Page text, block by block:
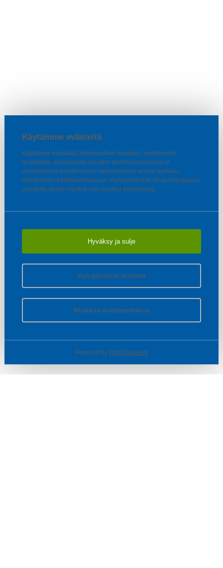
Käytämme evästeitä
Käytämme evästeitä (toiminnalliset evästeet, markkinointi,
analytiikka, personointi) sivuston toiminnallisuuksien ja
suorituskyvyn kehittämiseen taataksemme sinulle parhaan
mahdollisen käyttökokemuksen. Hyödynnämme tässä erityyppisiä
evästeitä, joiden käyttöä voit muuttaa asetuksissa.
Hyväksy ja sulje
Vain pakolliset evästeet
Muokkaa evästeasetuksia
Powered by Rehti Consent